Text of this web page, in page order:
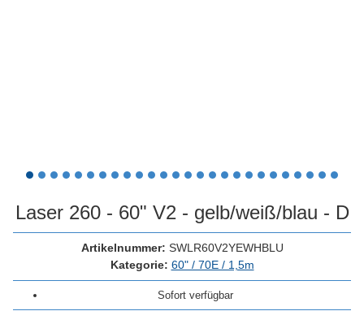
Laser 260 - 60" V2 - gelb/weiß/blau - D
Artikelnummer: SWLR60V2YEWHBLU
Kategorie: 60" / 70E / 1,5m
Sofort verfügbar